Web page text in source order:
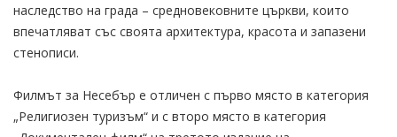
наследство на града – средновековните църкви, които
впечатляват със своята архитектура, красота и запазени
стенописи.
Филмът за Несебър е отличен с първо място в категория
„Религиозен туризъм“ и с второ място в категория